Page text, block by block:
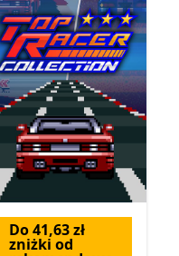
Do 41,63 zł
zniżki od